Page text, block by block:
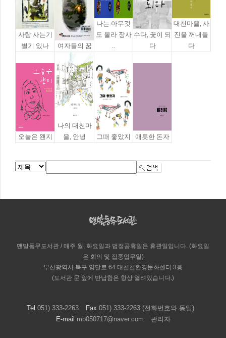
사람 사는기
별기 있나
여자들의 꿈
나는 아무것
도 몰라 장사
..
수다, 꽃이 되
다
대천마을, 사
진을 꺼내들
다
오늘은 왠지
나의 대천마
을, 안녕
그때 좋았지 애틋한 돈자
맨발동무도서관 / 매주 월, 화요일과 법정공휴일은 휴관일입니다. (화요일
은 회의 및 집중업무일)
부산광역시 북구 양달로 64 대천천환경문화센터 3층
(도서관 문 앞에 반납함은 항상 열려있습니다.)
Tel 051) 333-2263 Fax 051) 333-2263 (전화번호와 동일)
E-mail mb050717@naver.com 관리자